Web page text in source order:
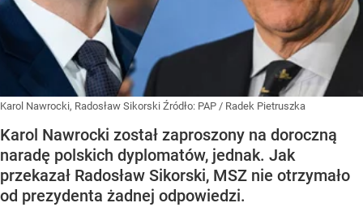
Karol Nawrocki, Radosław Sikorski Źródło: PAP / Radek Pietruszka
Karol Nawrocki został zaproszony na doroczną
naradę polskich dyplomatów, jednak. Jak
przekazał Radosław Sikorski, MSZ nie otrzymało
od prezydenta żadnej odpowiedzi.